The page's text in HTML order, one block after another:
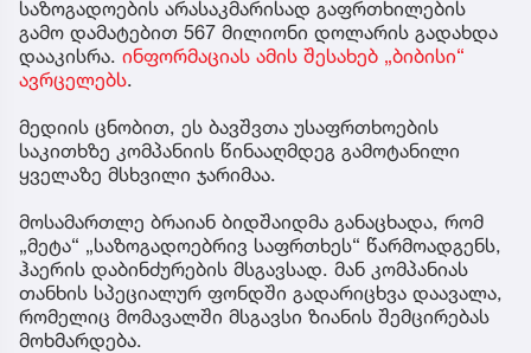
საზოგადოების არასაკმარისად გაფრთხილების
გამო დამატებით 567 მილიონი დოლარის გადახდა
დააკისრა. ინფორმაციას ამის შესახებ „ბიბისი“
ავრცელებს.
მედიის ცნობით, ეს ბავშვთა უსაფრთხოების
საკითხზე კომპანიის წინააღმდეგ გამოტანილი
ყველაზე მსხვილი ჯარიმაა.
მოსამართლე ბრაიან ბიდშაიდმა განაცხადა, რომ
„მეტა“ „საზოგადოებრივ საფრთხეს“ წარმოადგენს,
ჰაერის დაბინძურების მსგავსად. მან კომპანიას
თანხის სპეციალურ ფონდში გადარიცხვა დაავალა,
რომელიც მომავალში მსგავსი ზიანის შემცირებას
მოხმარდება.